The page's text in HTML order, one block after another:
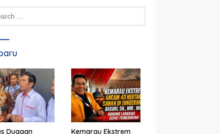
Dugaan
Kemarau Ekstrem